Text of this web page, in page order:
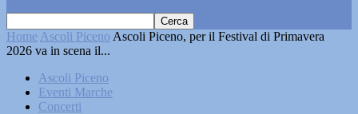
Home Ascoli Piceno Ascoli Piceno, per il Festival di Primavera
2026 va in scena il...
Ascoli Piceno
Eventi Marche
Concerti